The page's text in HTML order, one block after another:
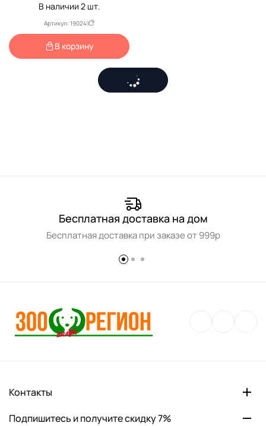
В наличии 2шт.
Артикул: 190241
В корзину
Бесплатная доставка на дом
Бесплатная доставка при заказе от 999р
Контакты
Подпишитесь и получите скидку 7%